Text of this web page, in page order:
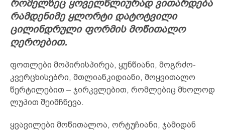
რომელზეც ყოველწლიურად ვითარდება
რამდენიმე ყლორტი დატოტვილი
ცილინდრული ფორმის მოწითალო
ღეროებით.
ფოთლები მოპირისპირეა, ყუნწიანი, მოგრძო-
კვერცხისებრი, მთლიანკიდიანი, მოყვითალო
წერტილებით – ჯირკვლებით, რომლებიც მხოლოდ
ლუპით შეიმჩნევა.
ყვავილები მოწითალოა, ორტუჩიანი, ჯამიდან